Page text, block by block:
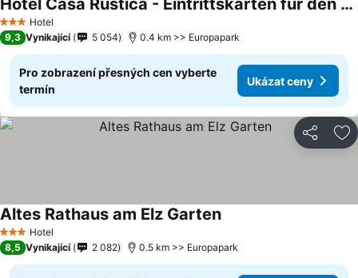
3 Počet hvězdiček
Hotel
Hotel Casa Rustica - Eintrittskarten für den Europapark erhalten Sie garantiert über uns!
9,3 Vynikající 5 054 0.4 km >> Europapark
Pro zobrazení přesných cen vyberte
termín
Ukázat ceny
Sdílet
3 Počet hvězdiček
Hotel
Altes Rathaus am Elz Garten
8,5 Vynikající 2 082 0.5 km >> Europapark